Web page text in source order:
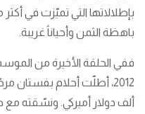
بإطلالاتها التي تميّزت في
باهظة الثمن وأحياناً غريبة.
ففي الحلقة الأخيرة من